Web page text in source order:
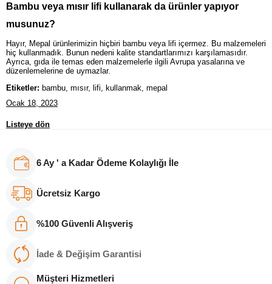
Bambu veya mısır lifi kullanarak da ürünler yapıyor
musunuz?
Hayır, Mepal ürünlerimizin hiçbiri bambu veya lifi içermez. Bu malzemeleri
hiç kullanmadık. Bunun nedeni kalite standartlarımızı karşılamasıdır.
Ayrıca, gıda ile temas eden malzemelerle ilgili Avrupa yasalarına ve
düzenlemelerine de uymazlar.
Etiketler: bambu, mısır, lifi, kullanmak, mepal
Ocak 18, 2023
Listeye dön
6 Ay ' a Kadar Ödeme Kolaylığı İle
Ücretsiz Kargo
%100 Güvenli Alışveriş
İade & Değişim Garantisi
Müşteri Hizmetleri